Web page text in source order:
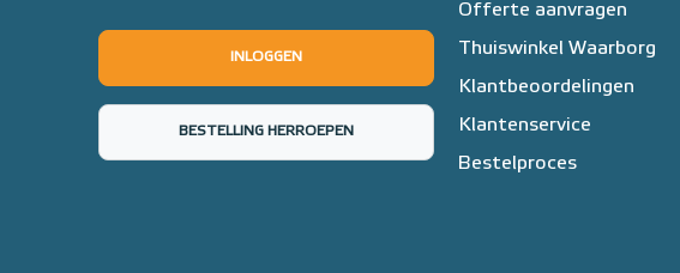
INLOGGEN
BESTELLING HERROEPEN
Offerte aanvragen
Thuiswinkel Waarborg
Klantbeoordelingen
Klantenservice
Bestelproces